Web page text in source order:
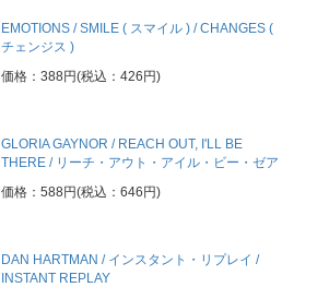
EMOTIONS / SMILE ( スマイル ) / CHANGES (
チェンジス )
価格：388円(税込：426円)
GLORIA GAYNOR / REACH OUT, I'LL BE
THERE / リーチ・アウト・アイル・ビー・ゼア
価格：588円(税込：646円)
DAN HARTMAN / インスタント・リプレイ /
INSTANT REPLAY